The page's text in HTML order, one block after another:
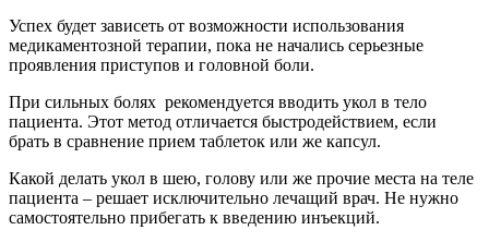
Успех будет зависеть от возможности использования
медикаментозной терапии, пока не начались серьезные
проявления приступов и головной боли.
При сильных болях рекомендуется вводить укол в тело
пациента. Этот метод отличается быстродействием, если
брать в сравнение прием таблеток или же капсул.
Какой делать укол в шею, голову или же прочие места на теле
пациента – решает исключительно лечащий врач. Не нужно
самостоятельно прибегать к введению инъекций.